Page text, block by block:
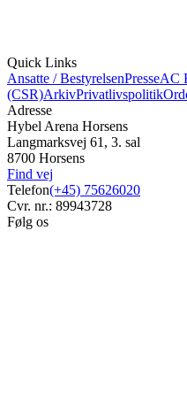
Quick Links
Ansatte / BestyrelsenPresseAC
(CSR)ArkivPrivatlivspolitik
Adresse
Hybel Arena Horsens
Langmarksvej 61, 3. sal
8700 Horsens
Find vej
Telefon(+45) 75626020
Cvr. nr.: 89943728
Følg os